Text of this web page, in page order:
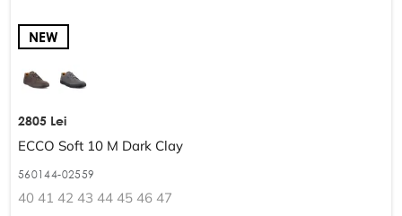
NEW
2805 Lei
ECCO Soft 10 M Dark Clay
560144-02559
40 41 42 43 44 45 46 47